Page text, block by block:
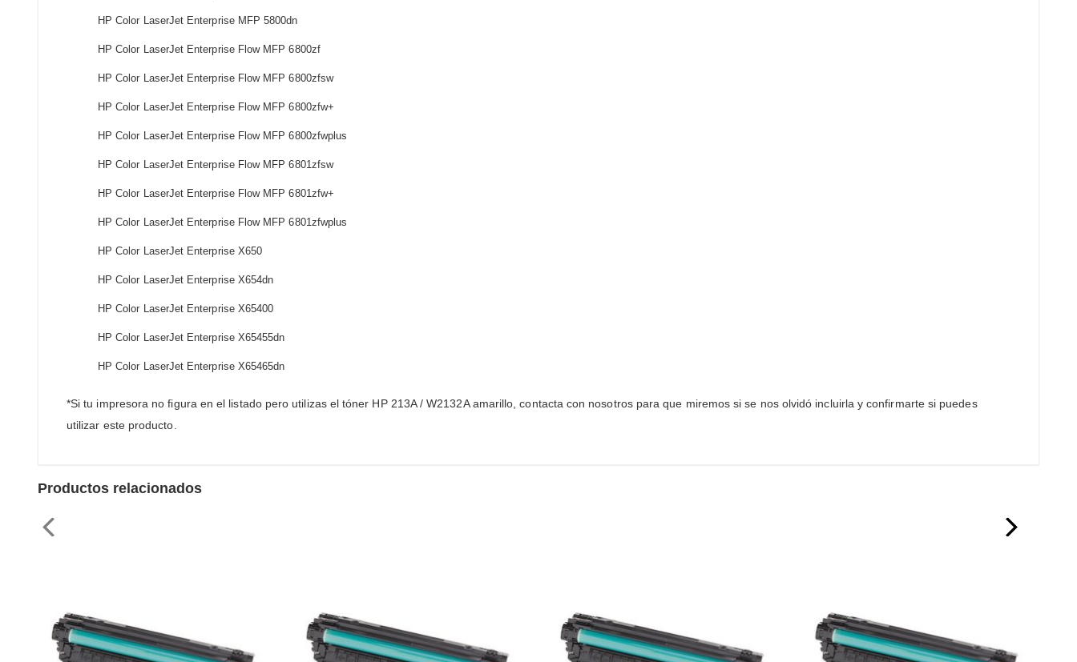
HP Color LaserJet Enterprise MFP 5800dn
HP Color LaserJet Enterprise Flow MFP 6800zf
HP Color LaserJet Enterprise Flow MFP 6800zfsw
HP Color LaserJet Enterprise Flow MFP 6800zfw+
HP Color LaserJet Enterprise Flow MFP 6800zfwplus
HP Color LaserJet Enterprise Flow MFP 6801zfsw
HP Color LaserJet Enterprise Flow MFP 6801zfw+
HP Color LaserJet Enterprise Flow MFP 6801zfwplus
HP Color LaserJet Enterprise X650
HP Color LaserJet Enterprise X654dn
HP Color LaserJet Enterprise X65400
HP Color LaserJet Enterprise X65455dn
HP Color LaserJet Enterprise X65465dn
*Si tu impresora no figura en el listado pero utilizas el tóner HP 213A / W2132A amarillo, contacta con nosotros para que miremos si se nos olvidó incluirla y confirmarte si puedes
utilizar este producto.
Productos relacionados